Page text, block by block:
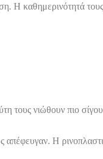
καθημερινότητά τους
νιώθουν πιο
Η